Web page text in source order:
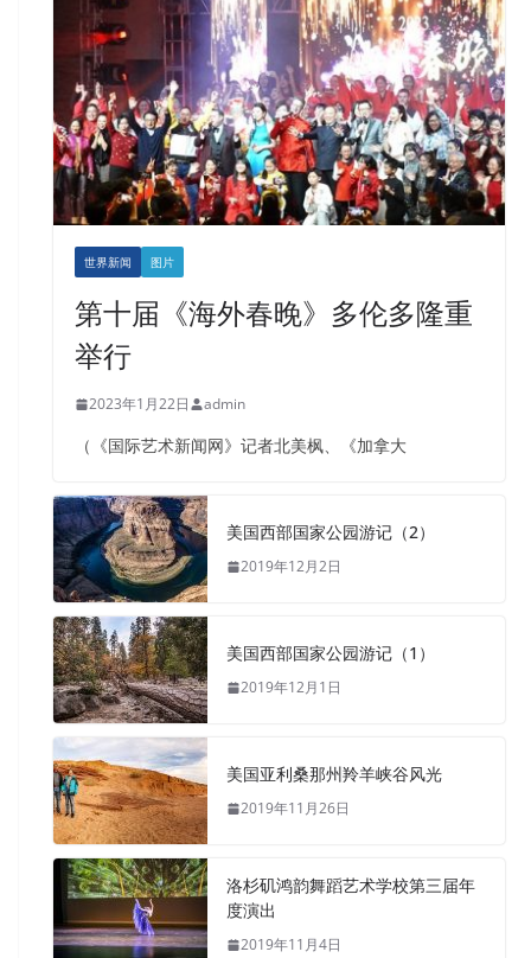
世界新闻 图片
第十届《海外春晚》多伦多隆重
举行
2023年1月22日 admin
（《国际艺术新闻网》记者北美枫、《加拿大
美国西部国家公园游记（2）
2019年12月2日
美国西部国家公园游记（1）
2019年12月1日
美国亚利桑那州羚羊峡谷风光
2019年11月26日
洛杉矶鸿韵舞蹈艺术学校第三届年
度演出
2019年11月4日